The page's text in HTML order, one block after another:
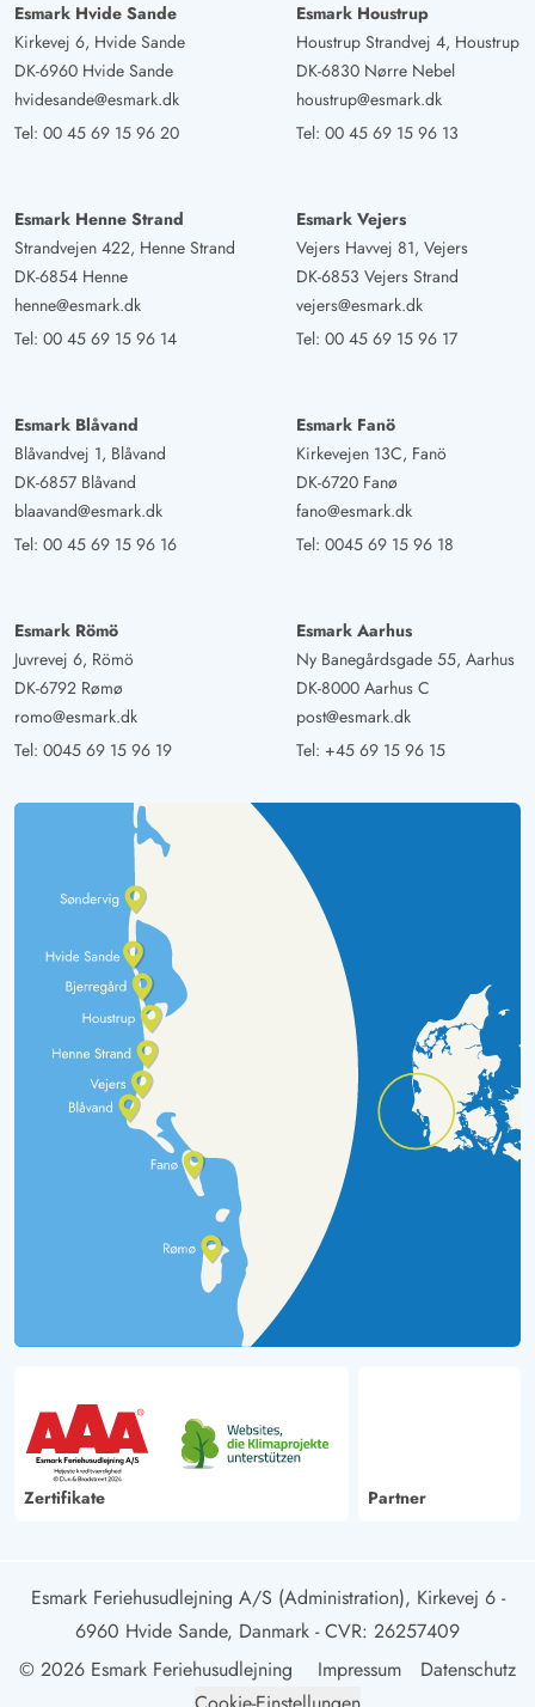
Esmark Hvide Sande
Kirkevej 6, Hvide Sande
DK-6960 Hvide Sande
hvidesande@esmark.dk
Tel: 00 45 69 15 96 20
Esmark Houstrup
Houstrup Strandvej 4, Houstrup
DK-6830 Nørre Nebel
houstrup@esmark.dk
Tel: 00 45 69 15 96 13
Esmark Henne Strand
Strandvejen 422, Henne Strand
DK-6854 Henne
henne@esmark.dk
Tel: 00 45 69 15 96 14
Esmark Vejers
Vejers Havvej 81, Vejers
DK-6853 Vejers Strand
vejers@esmark.dk
Tel: 00 45 69 15 96 17
Esmark Blåvand
Blåvandvej 1, Blåvand
DK-6857 Blåvand
blaavand@esmark.dk
Tel: 00 45 69 15 96 16
Esmark Fanö
Kirkevejen 13C, Fanö
DK-6720 Fanø
fano@esmark.dk
Tel: 0045 69 15 96 18
Esmark Römö
Juvrevej 6, Römö
DK-6792 Rømø
romo@esmark.dk
Tel: 0045 69 15 96 19
Esmark Aarhus
Ny Banegårdsgade 55, Aarhus
DK-8000 Aarhus C
post@esmark.dk
Tel: +45 69 15 96 15
Zertifikate Partner
Esmark Feriehusudlejning A/S (Administration), Kirkevej 6 -
6960 Hvide Sande, Danmark - CVR: 26257409
© 2026 Esmark Feriehusudlejning
Impressum
Datenschutz